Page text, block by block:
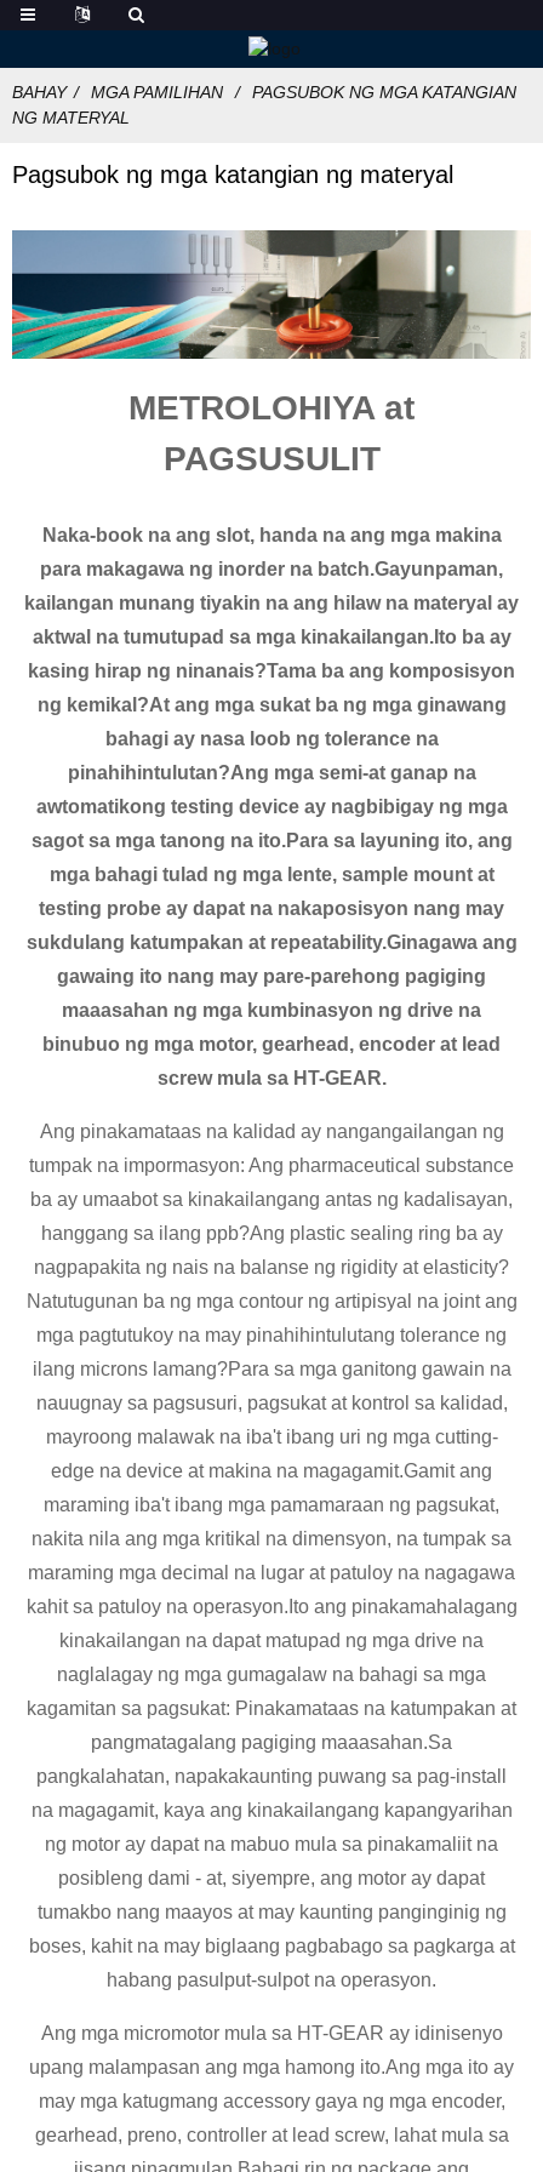
BAHAY MGA PAMILIHAN
PAGSUBOK NG MGA KATANGIAN
NG MATERYAL
Pagsubok ng mga katangian ng materyal
METROLOHIYA at
PAGSUSULIT
Naka-book na ang slot, handa na ang mga makina
para makagawa ng inorder na batch.Gayunpaman,
kailangan munang tiyakin na ang hilaw na materyal ay
aktwal na tumutupad sa mga kinakailangan.Ito ba ay
kasing hirap ng ninanais?Tama ba ang komposisyon
ng kemikal?At ang mga sukat ba ng mga ginawang
bahagi ay nasa loob ng tolerance na
pinahihintulutan?Ang mga semi-at ganap na
awtomatikong testing device ay nagbibigay ng mga
sagot sa mga tanong na ito.Para sa layuning ito, ang
mga bahagi tulad ng mga lente, sample mount at
testing probe ay dapat na nakaposisyon nang may
sukdulang katumpakan at repeatability.Ginagawa ang
gawaing ito nang may pare-parehong pagiging
maaasahan ng mga kumbinasyon ng drive na
binubuo ng mga motor, gearhead, encoder at lead
screw mula sa HT-GEAR.
Ang pinakamataas na kalidad ay nangangailangan ng
tumpak na impormasyon: Ang pharmaceutical substance
ba ay umaabot sa kinakailangang antas ng kadalisayan,
hanggang sa ilang ppb?Ang plastic sealing ring ba ay
nagpapakita ng nais na balanse ng rigidity at elasticity?
Natutugunan ba ng mga contour ng artipisyal na joint ang
mga pagtutukoy na may pinahihintulutang tolerance ng
ilang microns lamang?Para sa mga ganitong gawain na
nauugnay sa pagsusuri, pagsukat at kontrol sa kalidad,
mayroong malawak na iba't ibang uri ng mga cutting-
edge na device at makina na magagamit.Gamit ang
maraming iba't ibang mga pamamaraan ng pagsukat,
nakita nila ang mga kritikal na dimensyon, na tumpak sa
maraming mga decimal na lugar at patuloy na nagagawa
kahit sa patuloy na operasyon.Ito ang pinakamahalagang
kinakailangan na dapat matupad ng mga drive na
naglalagay ng mga gumagalaw na bahagi sa mga
kagamitan sa pagsukat: Pinakamataas na katumpakan at
pangmatagalang pagiging maaasahan.Sa
pangkalahatan, napakakaunting puwang sa pag-install
na magagamit, kaya ang kinakailangang kapangyarihan
ng motor ay dapat na mabuo mula sa pinakamaliit na
posibleng dami - at, siyempre, ang motor ay dapat
tumakbo nang maayos at may kaunting panginginig ng
boses, kahit na may biglaang pagbabago sa pagkarga at
habang pasulput-sulpot na operasyon.
Ang mga micromotor mula sa HT-GEAR ay idinisenyo
upang malampasan ang mga hamong ito.Ang mga ito ay
may mga katugmang accessory gaya ng mga encoder,
gearhead, preno, controller at lead screw, lahat mula sa